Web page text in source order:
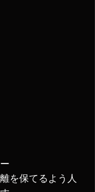
を保てるよう人